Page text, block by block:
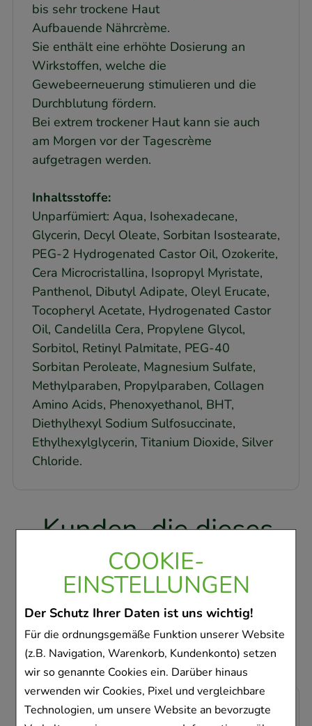
COOKIE-
EINSTELLUNGEN
Der Schutz Ihrer Daten ist uns wichtig!
Für die ordnungsgemäße Funktion unserer Website
(z.B. Navigation, Warenkorb, Kundenkonto) setzen
wir so genannte Cookies ein. Darüber hinaus
verwenden wir Cookies, Pixel und vergleichbare
Technologien, um unsere Website an bevorzugte
bis sehr trockene Haut
Aufbauende Nährcrème.
Sie enthält eine erhöhte Dosierung an
Wirkstoffen, welche die
Gewebeerneuerung stimulieren und die
Durchblutung fördern.
Bei extrem trockener Haut kann sie auch
am Morgen vor der Tagescrème
aufgetragen werden.
Inhaltsstoffe:
Unparfümiert: Aqua, Isohexadecane,
Glycerin, Decyl Oleate, Sorbitan Isostearate,
PEG-2 Hydrogenated Castor Oil, Ozokerite,
Cera Microcristallina, Isopropyl Myristate,
Panthenol, Dibutyl Adipate, Oleyl Erucate,
Tocopheryl Acetate, Hydrogenated Castor
Oil, Candelilla Cera, Propylene Glycol,
Sorbitol, Retinyl Palmitate, PEG-40
Sorbitan Peroleate, Magnesium Sulfate,
Methylparaben, Propylparaben, Collagen
Amino Acids, Phenoxyethanol, BHT,
Diethylhexyl Sodium Sulfosuccinate,
Ethylhexylglycerin, Titanium Dioxide, Silver
Chloride.
Kunden, die dieses
Produkt gekauft
haben, haben sich
ebenfalls für folgende
Artikel entschieden
-16%